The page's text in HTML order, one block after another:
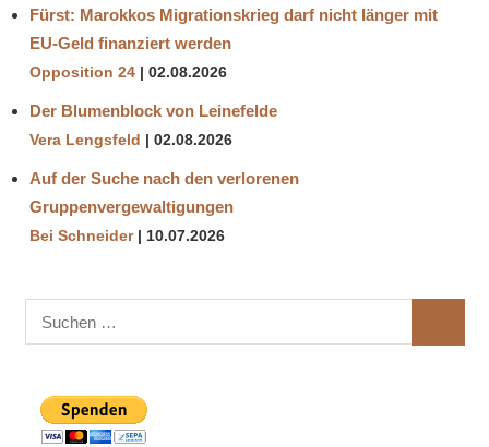
Fürst: Marokkos Migrationskrieg darf nicht länger mit
EU-Geld finanziert werden
Opposition 24 02.08.2026
Der Blumenblock von Leinefelde
Vera Lengsfeld 02.08.2026
Auf der Suche nach den verlorenen
Gruppenvergewaltigungen
Bei Schneider 10.07.2026
nach: